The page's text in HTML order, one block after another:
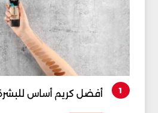
1 أفضل كريم أساس